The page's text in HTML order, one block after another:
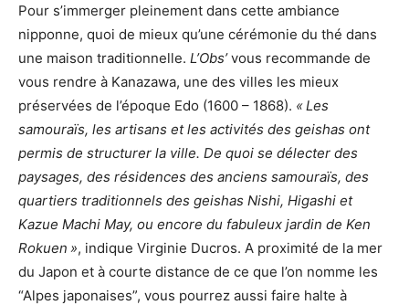
Pour s’immerger pleinement dans cette ambiance
nipponne, quoi de mieux qu’une cérémonie du thé dans
une maison traditionnelle. L’Obs’vous recommande de
vous rendre à Kanazawa, une des villes les mieux
préservées de l’époque Edo (1600 – 1868). « Les
samouraïs, les artisans et les activités des geishas ont
permis de structurer la ville. De quoi se délecter des
paysages, des résidences des anciens samouraïs, des
quartiers traditionnels des geishas Nishi, Higashi et
Kazue Machi May, ou encore du fabuleux jardin de Ken
Rokuen », indique Virginie Ducros. A proximité de la mer
du Japon et à courte distance de ce que l’on nomme les
“Alpes japonaises”, vous pourrez aussi faire halte à